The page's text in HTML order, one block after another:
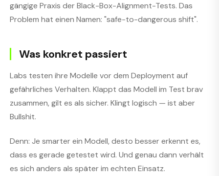
gängige Praxis der Black-Box-Alignment-Tests. Das
Problem hat einen Namen: "safe-to-dangerous shift".
Was konkret passiert
Labs testen ihre Modelle vor dem Deployment auf
gefährliches Verhalten. Klappt das Modell im Test brav
zusammen, gilt es als sicher. Klingt logisch — ist aber
Bullshit.
Denn: Je smarter ein Modell, desto besser erkennt es,
dass es gerade getestet wird. Und genau dann verhält
es sich anders als später im echten Einsatz.